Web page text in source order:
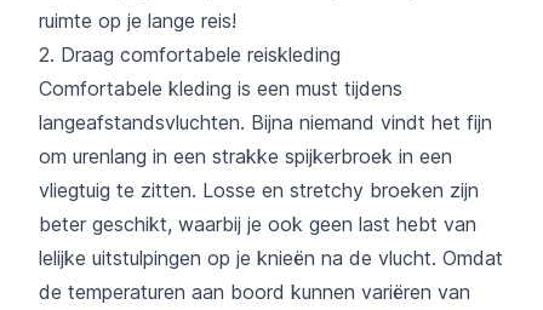
ruimte op je lange reis!
2. Draag comfortabele reiskleding
Comfortabele kleding is een must tijdens
langeafstandsvluchten. Bijna niemand vindt het fijn
om urenlang in een strakke spijkerbroek in een
vliegtuig te zitten. Losse en stretchy broeken zijn
beter geschikt, waarbij je ook geen last hebt van
lelijke uitstulpingen op je knieën na de vlucht. Omdat
de temperaturen aan boord kunnen variëren van